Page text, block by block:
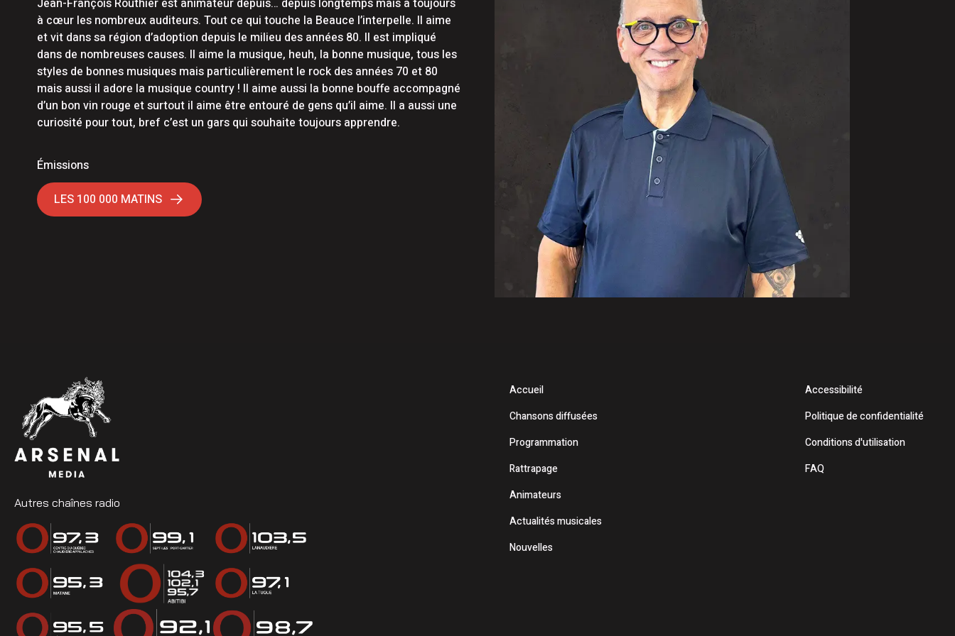
7 août 2026|Les Éleveurs de porcs de la Beauce soulignent leur 60e anniversaire
7 août 2026|Achalandage record à Nashville en Beauce
Jean-François Routhier est animateur depuis… depuis longtemps mais a toujours
à cœur les nombreux auditeurs. Tout ce qui touche la Beauce l’interpelle. Il aime
et vit dans sa région d’adoption depuis le milieu des années 80. Il est impliqué
dans de nombreuses causes. Il aime la musique, heuh, la bonne musique, tous les
styles de bonnes musiques mais particulièrement le rock des années 70 et 80
mais aussi il adore la musique country ! Il aime aussi la bonne bouffe accompagné
d’un bon vin rouge et surtout il aime être entouré de gens qu’il aime. Il a aussi une
curiosité pour tout, bref c’est un gars qui souhaite toujours apprendre.
Émissions
LES 100 000 MATINS
Autres chaînes radio
Accueil
Chansons diffusées
Programmation
Rattrapage
Animateurs
Actualités musicales
Nouvelles
Accessibilité
Politique de confidentialité
Conditions d'utilisation
FAQ